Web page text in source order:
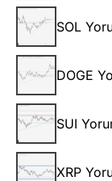
SOL
DOGE
SUI
XRP